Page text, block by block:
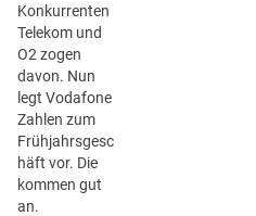
Konkurrenten
Telekom und
O2 zogen
davon. Nun
legt Vodafone
Zahlen zum
Frühjahrsgesc
häft vor. Die
kommen gut
an.